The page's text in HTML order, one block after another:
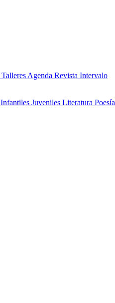
Talleres Agenda Revista Intervalo
Infantiles Juveniles Literatura Poesía